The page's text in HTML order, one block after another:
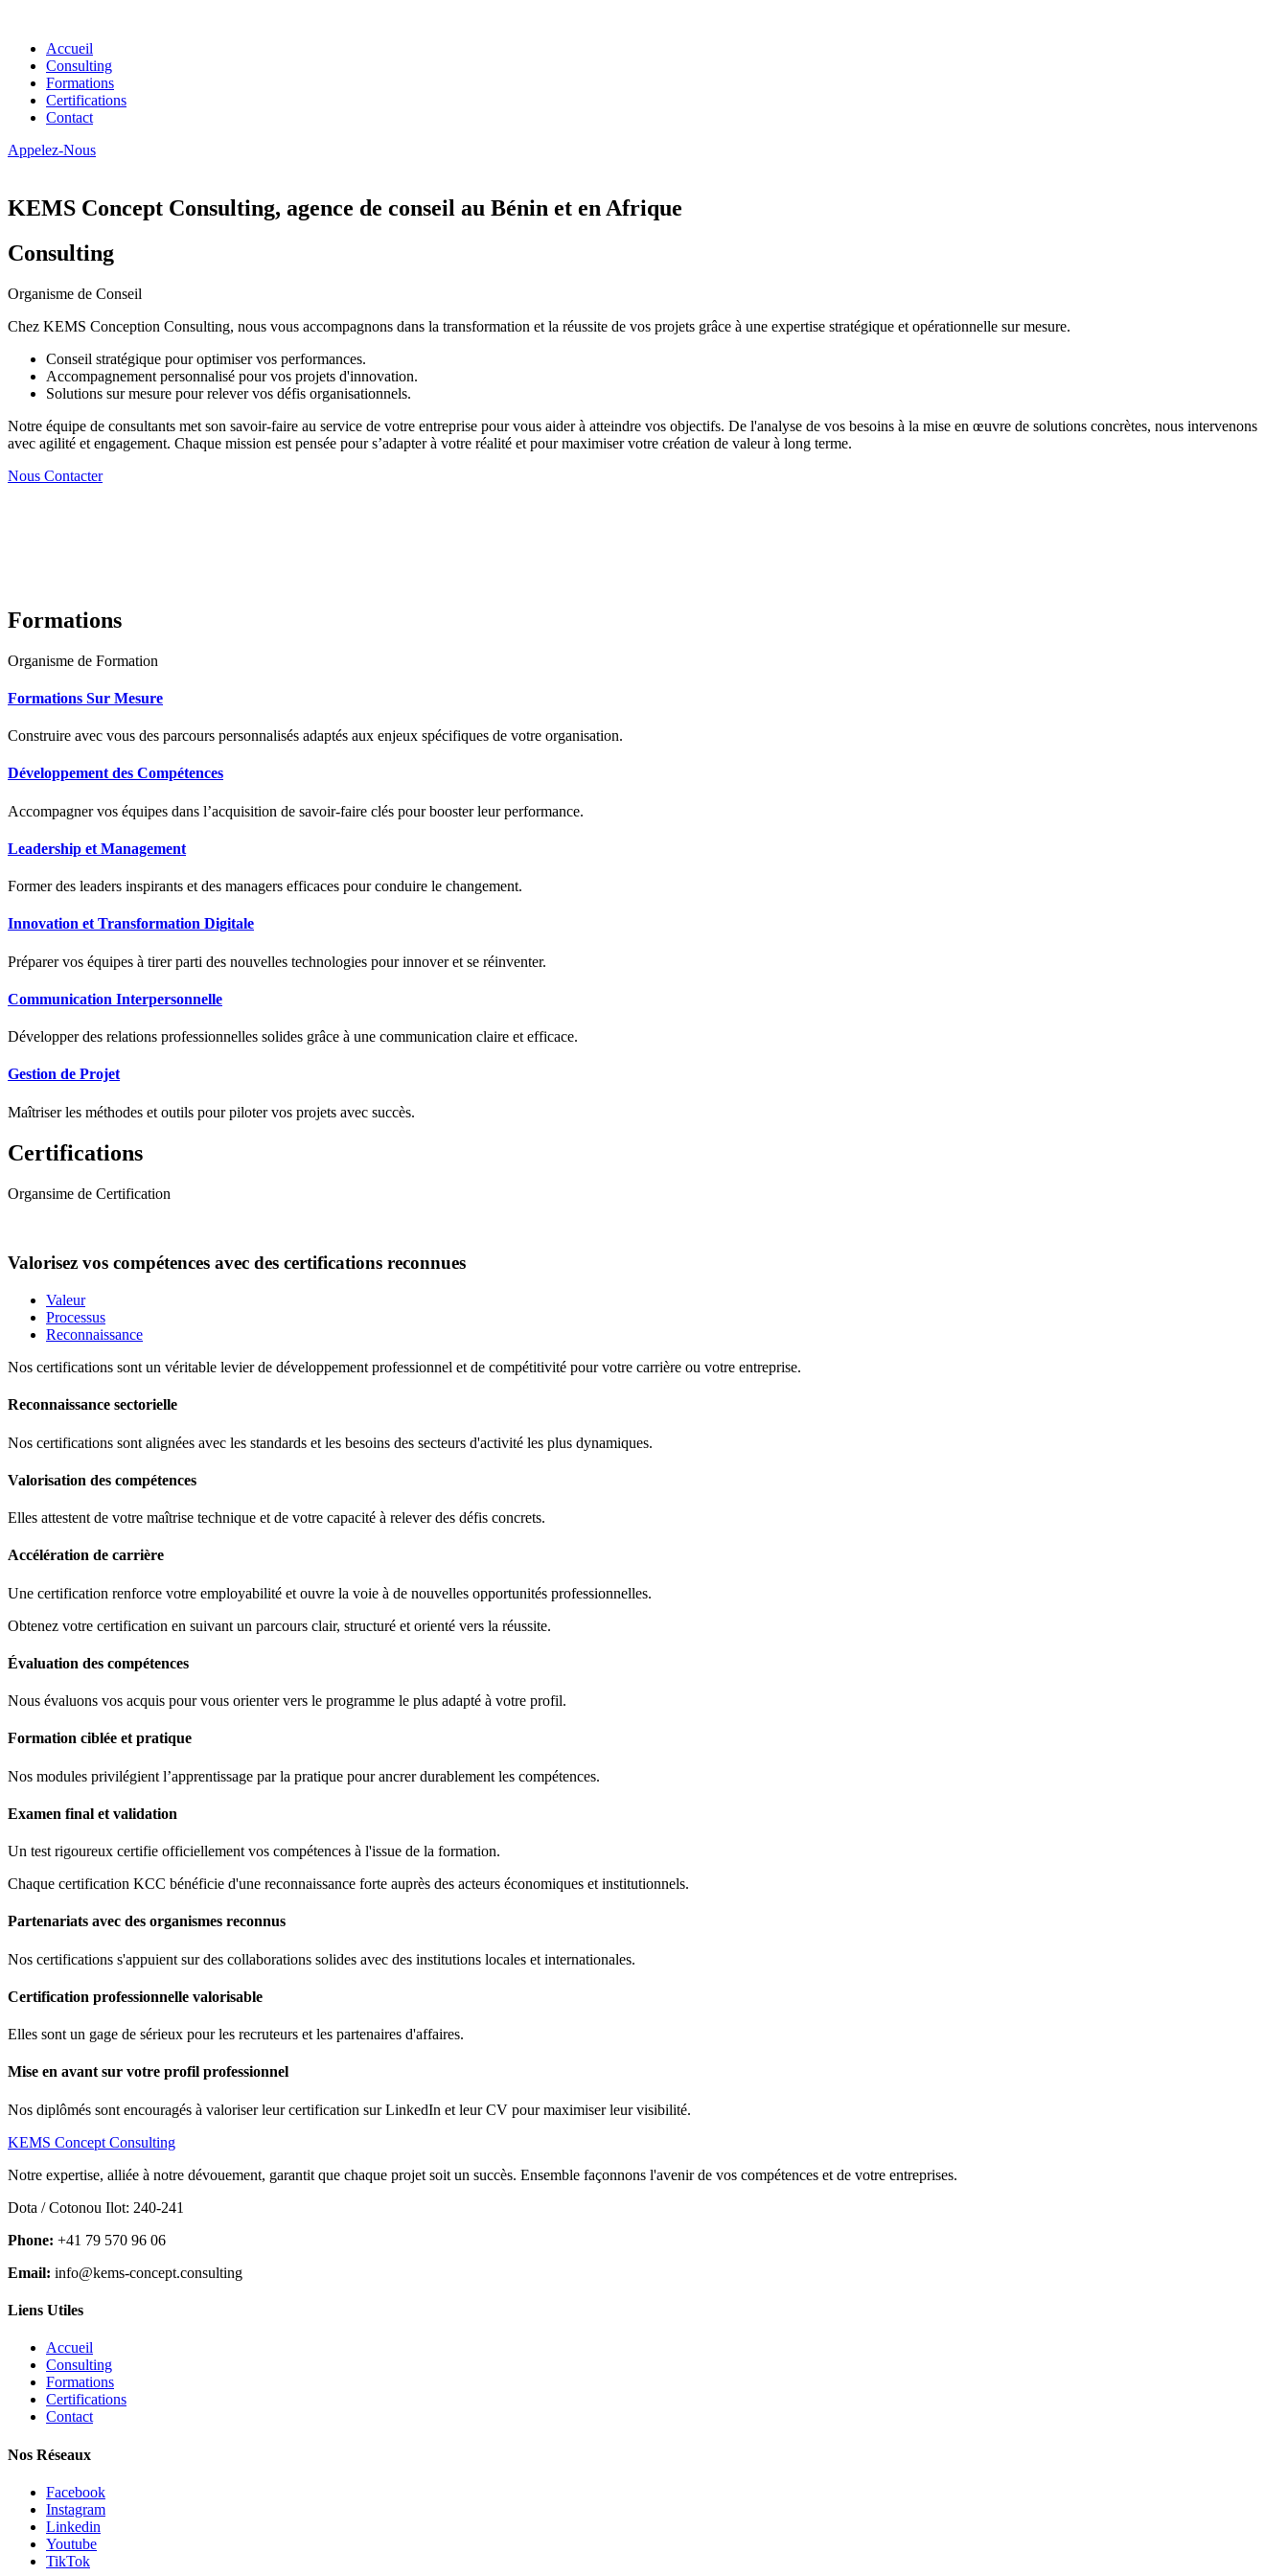
Accueil
Consulting
Formations
Certifications
Contact
Appelez-Nous
KEMS Concept Consulting, agence de conseil au Bénin et en Afrique
Consulting
Organisme de Conseil
Chez KEMS Conception Consulting, nous vous accompagnons dans la transformation et la réussite de vos projets grâce à une expertise stratégique et opérationnelle sur mesure.
Conseil stratégique pour optimiser vos performances.
Accompagnement personnalisé pour vos projets d'innovation.
Solutions sur mesure pour relever vos défis organisationnels.
Notre équipe de consultants met son savoir-faire au service de votre entreprise pour vous aider à atteindre vos objectifs. De l'analyse de vos besoins à la mise en œuvre de solutions concrètes, nous intervenons
avec agilité et engagement. Chaque mission est pensée pour s’adapter à votre réalité et pour maximiser votre création de valeur à long terme.
Nous Contacter
Formations
Organisme de Formation
Formations Sur Mesure
Construire avec vous des parcours personnalisés adaptés aux enjeux spécifiques de votre organisation.
Développement des Compétences
Accompagner vos équipes dans l’acquisition de savoir-faire clés pour booster leur performance.
Leadership et Management
Former des leaders inspirants et des managers efficaces pour conduire le changement.
Innovation et Transformation Digitale
Préparer vos équipes à tirer parti des nouvelles technologies pour innover et se réinventer.
Communication Interpersonnelle
Développer des relations professionnelles solides grâce à une communication claire et efficace.
Gestion de Projet
Maîtriser les méthodes et outils pour piloter vos projets avec succès.
Certifications
Organsime de Certification
Valorisez vos compétences avec des certifications reconnues
Valeur
Processus
Reconnaissance
Nos certifications sont un véritable levier de développement professionnel et de compétitivité pour votre carrière ou votre entreprise.
Reconnaissance sectorielle
Nos certifications sont alignées avec les standards et les besoins des secteurs d'activité les plus dynamiques.
Valorisation des compétences
Elles attestent de votre maîtrise technique et de votre capacité à relever des défis concrets.
Accélération de carrière
Une certification renforce votre employabilité et ouvre la voie à de nouvelles opportunités professionnelles.
Obtenez votre certification en suivant un parcours clair, structuré et orienté vers la réussite.
Évaluation des compétences
Nous évaluons vos acquis pour vous orienter vers le programme le plus adapté à votre profil.
Formation ciblée et pratique
Nos modules privilégient l’apprentissage par la pratique pour ancrer durablement les compétences.
Examen final et validation
Un test rigoureux certifie officiellement vos compétences à l'issue de la formation.
Chaque certification KCC bénéficie d'une reconnaissance forte auprès des acteurs économiques et institutionnels.
Partenariats avec des organismes reconnus
Nos certifications s'appuient sur des collaborations solides avec des institutions locales et internationales.
Certification professionnelle valorisable
Elles sont un gage de sérieux pour les recruteurs et les partenaires d'affaires.
Mise en avant sur votre profil professionnel
Nos diplômés sont encouragés à valoriser leur certification sur LinkedIn et leur CV pour maximiser leur visibilité.
KEMS Concept Consulting
Notre expertise, alliée à notre dévouement, garantit que chaque projet soit un succès. Ensemble façonnons l'avenir de vos compétences et de votre entreprises.
Dota / Cotonou Ilot: 240-241
Phone: +41 79 570 96 06
Email: info@kems-concept.consulting
Liens Utiles
Accueil
Consulting
Formations
Certifications
Contact
Nos Réseaux
Facebook
Instagram
Linkedin
Youtube
TikTok